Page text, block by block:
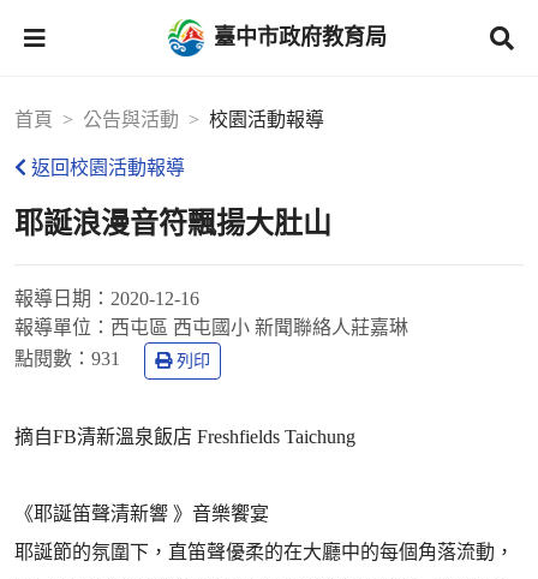
臺中市政府教育局
首頁 公告與活動 校園活動報導
返回校園活動報導
耶誕浪漫音符飄揚大肚山
報導日期： 2020-12-16
報導單位： 西屯區 西屯國小 新聞聯絡人莊嘉琳
點閱數： 931 列印
摘自FB清新溫泉飯店 Freshfields Taichung
《耶誕笛聲清新響 》音樂饗宴
耶誕節的氛圍下，直笛聲優柔的在大廳中的每個角落流動，